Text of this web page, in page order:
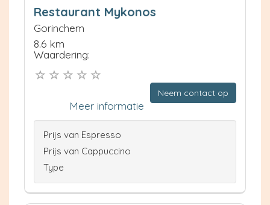
Restaurant Mykonos
Gorinchem
8.6 km
Waardering:
Neem contact op
Meer informatie
Prijs van Espresso
Prijs van Cappuccino
Type